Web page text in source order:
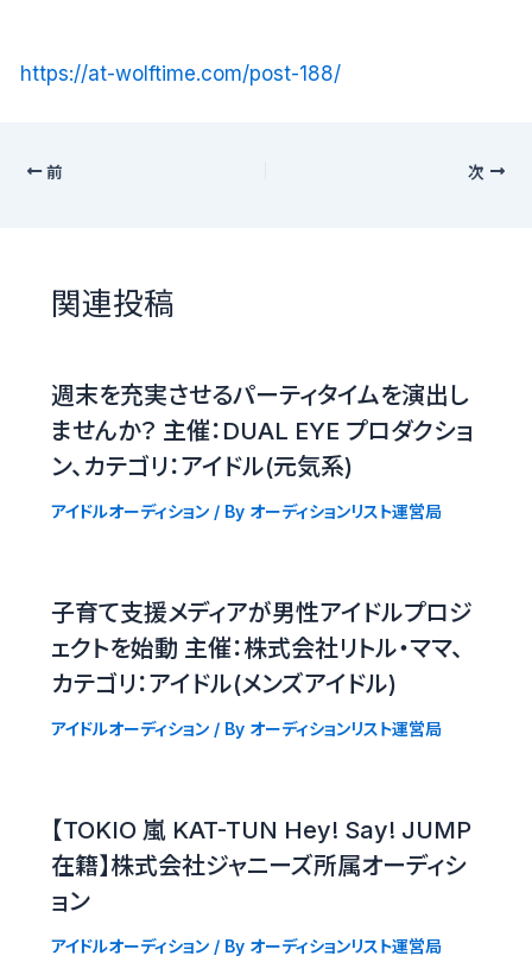
https://at-wolftime.com/post-188/
前 次
関連投稿
週末を充実させるパーティタイムを演出し
ませんか？ 主催：DUAL EYE プロダクショ
ン、カテゴリ：アイドル(元気系)
アイドルオーディション/ By オーディションリスト運営局
子育て支援メディアが男性アイドルプロジ
ェクトを始動 主催：株式会社リトル・ママ、
カテゴリ：アイドル(メンズアイドル)
アイドルオーディション/ By オーディションリスト運営局
【TOKIO 嵐 KAT-TUN Hey! Say! JUMP
在籍】株式会社ジャニーズ所属オーディシ
ョン
アイドルオーディション/ By オーディションリスト運営局